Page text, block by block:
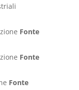
Fonte
Fonte
Fonte